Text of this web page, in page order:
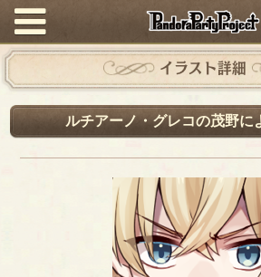
イラスト詳細
ルチアーノ・グレコの茂野に